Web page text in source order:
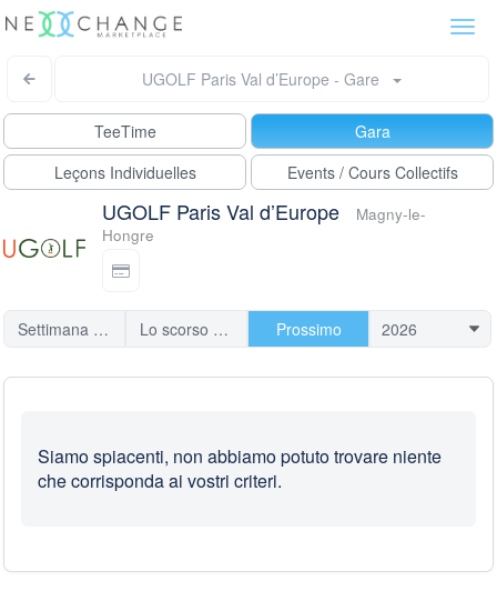
UGOLF Paris Val d’Europe - Gare
TeeTime
Gara
Leçons Individuelles
Events / Cours Collectifs
UGOLF Paris Val d’Europe
Magny-le-
Hongre
Settimana scorsa Lo scorso mese Prossimo
Siamo spiacenti, non abbiamo potuto trovare niente
che corrisponda ai vostri criteri.